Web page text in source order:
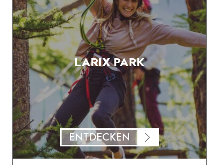
LARIX PARK
ENTDECKEN